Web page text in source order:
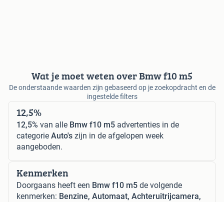
Wat je moet weten over Bmw f10 m5
De onderstaande waarden zijn gebaseerd op je zoekopdracht en de
ingestelde filters
12,5%
12,5% van alle Bmw f10 m5 advertenties in de
categorie Auto's zijn in de afgelopen week
aangeboden.
Kenmerken
Doorgaans heeft een Bmw f10 m5 de volgende
kenmerken: Benzine, Automaat, Achteruitrijcamera,